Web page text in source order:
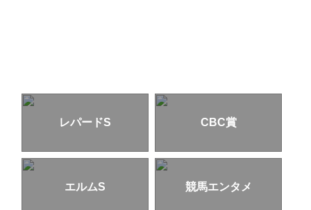
レパードS CBC賞
エルムS 競馬エンタメ